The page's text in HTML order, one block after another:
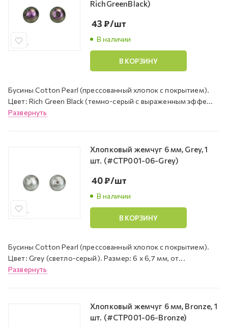
RichGreenBlack)
В наличии
43₽/шт
В КОРЗИНУ
Бусины Cotton Pearl (прессованный хлопок с покрытием).
Цвет: Rich Green Black (темно-серый с выраженным эффе...
Развернуть
Хлопковый жемчуг 6 мм, Grey, 1
шт. (#CTP001-06-Grey)
В наличии
40₽/шт
В КОРЗИНУ
Бусины Cotton Pearl (прессованный хлопок с покрытием).
Цвет: Grey (светло-серый). Размер: 6 х 6,7 мм, от...
Развернуть
Хлопковый жемчуг 6 мм, Bronze, 1
шт. (#CTP001-06-Bronze)